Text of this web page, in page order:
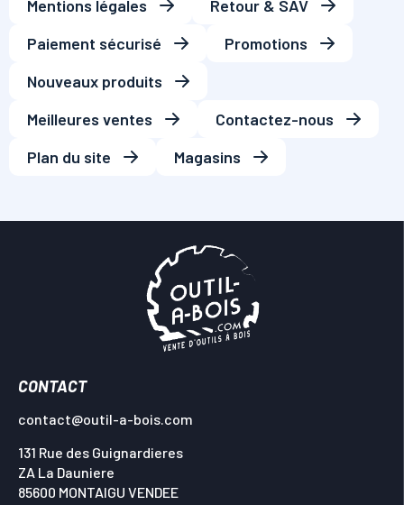
Mentions légales
Retour & SAV
Paiement sécurisé
Promotions
Nouveaux produits
Meilleures ventes
Contactez-nous
Plan du site
Magasins
CONTACT
contact@outil-a-bois.com
131 Rue des Guignardieres
ZA La Dauniere
85600 MONTAIGU VENDEE